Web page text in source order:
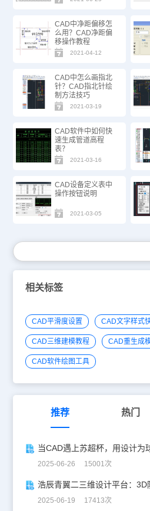
CAD中净距偏移怎
么用？CAD净距偏
移操作教程
2021-04-12
CAD中怎么画指北
针？CAD指北针绘
制方法技巧
2021-03-19
CAD软件中如何快
速生成管道高程
表？
2021-03-16
CAD设备定义表中
操作按钮说明
2021-03-05
相关标签
CAD平滑度设置 CAD文字样式
CAD三维建模教程 CAD重生成
CAD软件绘图工具
推荐 热门
当CAD遇上苏超杯，用设计为
2025-06-26 15001次
浩辰青翼二三维设计平台：3D
2025-06-19 17413次